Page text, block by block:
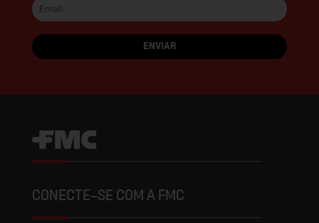
CONECTE-SE COM A FMC